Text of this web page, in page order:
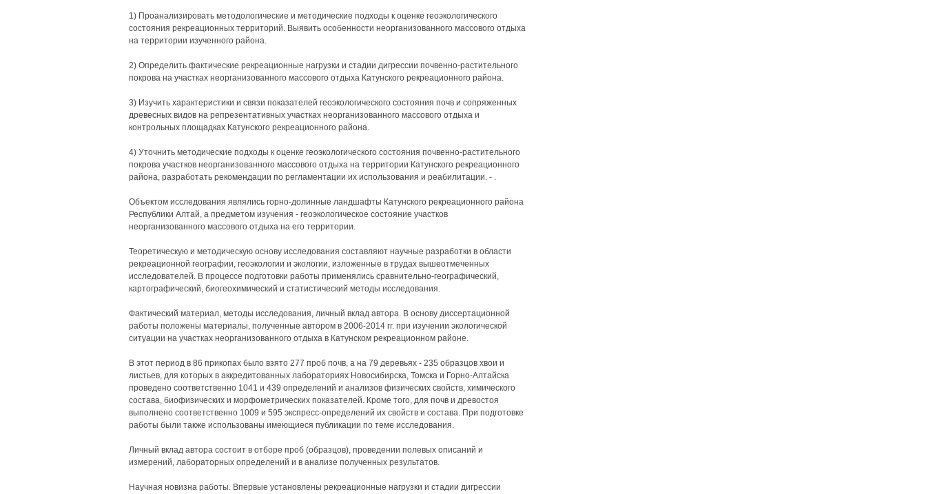
1) Проанализировать методологические и методические подходы к оценке геоэкологического
состояния рекреационных территорий. Выявить особенности неорганизованного массового отдыха
на территории изученного района.
2) Определить фактические рекреационные нагрузки и стадии дигрессии почвенно-растительного
покрова на участках неорганизованного массового отдыха Катунского рекреационного района.
3) Изучить характеристики и связи показателей геоэкологического состояния почв и сопряженных
древесных видов на репрезентативных участках неорганизованного массового отдыха и
контрольных площадках Катунского рекреационного района.
4) Уточнить методические подходы к оценке геоэкологического состояния почвенно-растительного
покрова участков неорганизованного массового отдыха на территории Катунского рекреационного
района, разработать рекомендации по регламентации их использования и реабилитации. - .
Объектом исследования являлись горно-долинные ландшафты Катунского рекреационного района
Республики Алтай, а предметом изучения - геоэкологическое состояние участков
неорганизованного массового отдыха на его территории.
Теоретическую и методическую основу исследования составляют научные разработки в области
рекреационной географии, геоэкологии и экологии, изложенные в трудах вышеотмеченных
исследователей. В процессе подготовки работы применялись сравнительно-географический,
картографический, биогеохимический и статистический методы исследования.
Фактический материал, методы исследования, личный вклад автора. В основу диссертационной
работы положены материалы, полученные автором в 2006-2014 гг. при изучении экологической
ситуации на участках неорганизованного отдыха в Катунском рекреационном районе.
В этот период в 86 прикопах было взято 277 проб почв, а на 79 деревьях - 235 образцов хвои и
листьев, для которых в аккредитованных лабораториях Новосибирска, Томска и Горно-Алтайска
проведено соответственно 1041 и 439 определений и анализов физических свойств, химического
состава, биофизических и морфометрических показателей. Кроме того, для почв и древостоя
выполнено соответственно 1009 и 595 экспресс-определений их свойств и состава. При подготовке
работы были также использованы имеющиеся публикации по теме исследования.
Личный вклад автора состоит в отборе проб (образцов), проведении полевых описаний и
измерений, лабораторных определений и в анализе полученных результатов.
Научная новизна работы. Впервые установлены рекреационные нагрузки и стадии дигрессии